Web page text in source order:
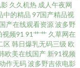
影音先锋鲁丝 91视频网
AV福利地址 久久亚洲网
网 操人妻视觉 久久香蕉
久久机热 成人午夜网
中的精品 97国产精品视
国产在线观看资源波多野
视频91 91艹艹 久草网在
区 韩日爆乳无码三级 欧
欧美在线国产 新91视频
作无码波多野吉依电影